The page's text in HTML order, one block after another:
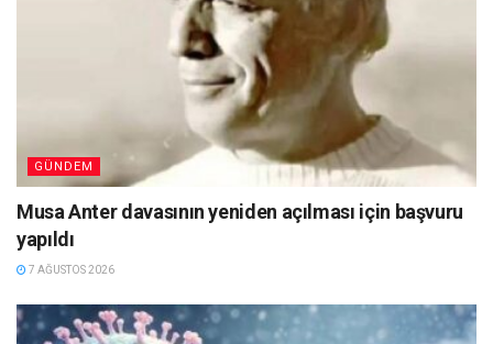
GÜNDEM
Musa Anter davasının yeniden açılması için başvuru
yapıldı
7 AĞUSTOS 2026